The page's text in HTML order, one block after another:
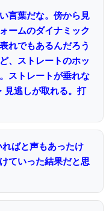
言葉だな。傍から見
ームのダイナミック
れでもあるんだろう
、ストレートのホッ
ストレートが垂れな
見逃しが取れる。打
ばと声もあったけ
ていった結果だと思